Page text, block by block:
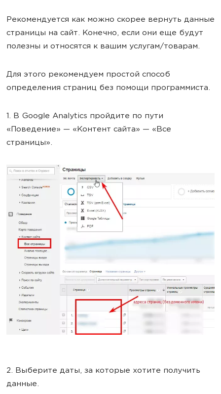
Рекомендуется как можно скорее вернуть данные
страницы на сайт. Конечно, если они еще будут
полезны и относятся к вашим услугам/товарам.
Для этого рекомендуем простой способ
определения страниц без помощи программиста.
1. В Google Analytics пройдите по пути
«Поведение» — «Контент сайта» — «Все
страницы».
2. Выберите даты, за которые хотите получить
данные.